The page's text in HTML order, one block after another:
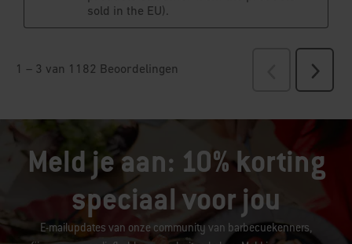
Meld je aan: 10% korting
speciaal voor jou
E-mailupdates van onze community van barbecuekenners,